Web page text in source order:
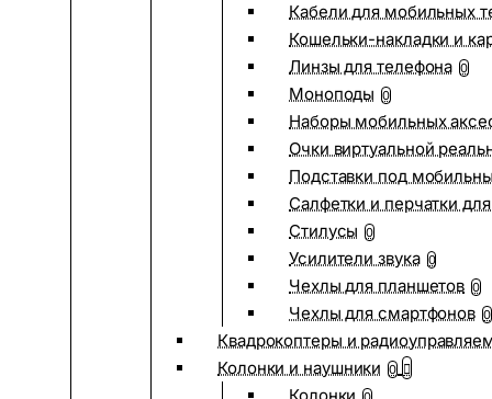
Кабели для мобильных
Кошельки-накладки и
Линзы для телефона 0
Моноподы 0
Наборы мобильных
Очки виртуальной
Подставки под
Салфетки и перчатки
Стилусы 0
Усилители звука 0
Чехлы для планшетов 0
Чехлы для смартфонов 0
Квадрокоптеры и
Колонки и наушники 0